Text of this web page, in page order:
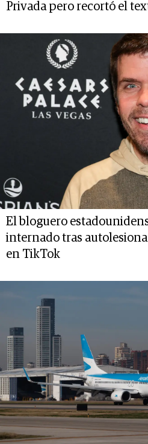
Privada pero recortó el
El bloguero
internado tras
en TikTok